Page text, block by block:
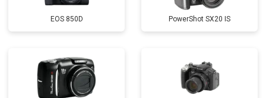
EOS 850D PowerShot SX20 IS